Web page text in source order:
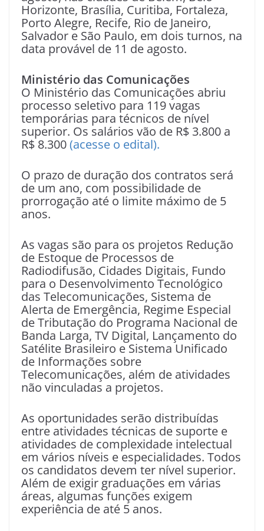
Horizonte, Brasília, Curitiba, Fortaleza,
Porto Alegre, Recife, Rio de Janeiro,
Salvador e São Paulo, em dois turnos, na
data provável de 11 de agosto.
Ministério das Comunicações
O Ministério das Comunicações abriu
processo seletivo para 119 vagas
temporárias para técnicos de nível
superior. Os salários vão de R$ 3.800 a
R$ 8.300(acesse o edital).
O prazo de duração dos contratos será
de um ano, com possibilidade de
prorrogação até o limite máximo de 5
anos.
As vagas são para os projetos Redução
de Estoque de Processos de
Radiodifusão, Cidades Digitais, Fundo
para o Desenvolvimento Tecnológico
das Telecomunicações, Sistema de
Alerta de Emergência, Regime Especial
de Tributação do Programa Nacional de
Banda Larga, TV Digital, Lançamento do
Satélite Brasileiro e Sistema Unificado
de Informações sobre
Telecomunicações, além de atividades
não vinculadas a projetos.
As oportunidades serão distribuídas
entre atividades técnicas de suporte e
atividades de complexidade intelectual
em vários níveis e especialidades. Todos
os candidatos devem ter nível superior.
Além de exigir graduações em várias
áreas, algumas funções exigem
experiência de até 5 anos.